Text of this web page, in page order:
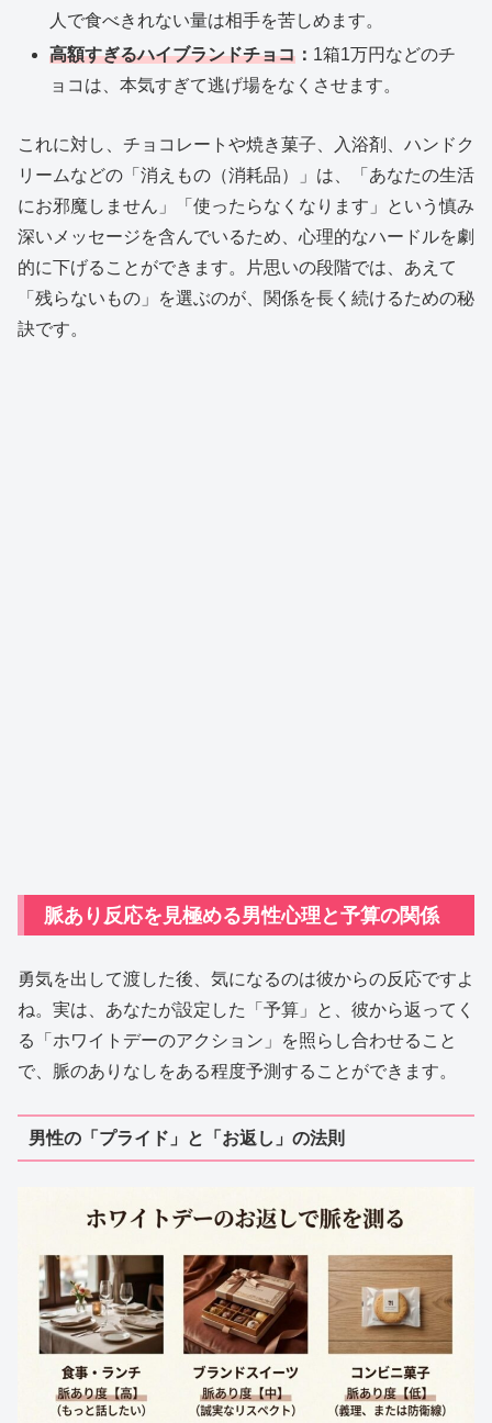
人で食べきれない量は相手を苦しめます。
高額すぎるハイブランドチョコ ： 1箱1万円などのチ
ョコは、本気すぎて逃げ場をなくさせます。
これに対し、チョコレートや焼き菓子、入浴剤、ハンドク
リームなどの「消えもの（消耗品）」は、「あなたの生活
にお邪魔しません」「使ったらなくなります」という慎み
深いメッセージを含んでいるため、心理的なハードルを劇
的に下げることができます。片思いの段階では、あえて
「残らないもの」を選ぶのが、関係を長く続けるための秘
訣です。
脈あり反応を見極める男性心理と予算の関係
勇気を出して渡した後、気になるのは彼からの反応ですよ
ね。実は、あなたが設定した「予算」と、彼から返ってく
る「ホワイトデーのアクション」を照らし合わせること
で、脈のありなしをある程度予測することができます。
男性の「プライド」と「お返し」の法則